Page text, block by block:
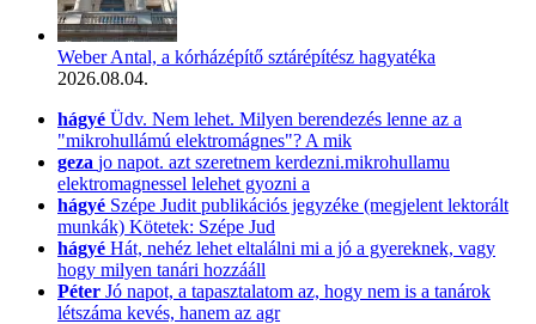
Weber Antal, a kórházépítő sztárépítész hagyatéka
2026.08.04.
hágyé Üdv. Nem lehet. Milyen berendezés lenne az a
"mikrohullámú elektromágnes"? A mik
geza jo napot. azt szeretnem kerdezni.mikrohullamu
elektromagnessel lelehet gyozni a
hágyé Szépe Judit publikációs jegyzéke (megjelent lektorált
munkák) Kötetek: Szépe Jud
hágyé Hát, nehéz lehet eltalálni mi a jó a gyereknek, vagy
hogy milyen tanári hozzááll
Péter Jó napot, a tapasztalatom az, hogy nem is a tanárok
létszáma kevés, hanem az agr